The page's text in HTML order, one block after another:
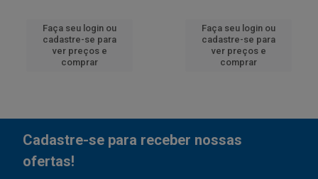
Faça seu login ou
cadastre-se para
ver preços e
comprar
Faça seu login ou
cadastre-se para
ver preços e
comprar
Cadastre-se para receber nossas
ofertas!